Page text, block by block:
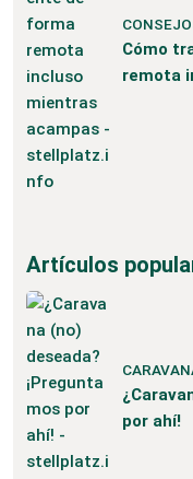
Cómo
remota
Artículos
por ahí!